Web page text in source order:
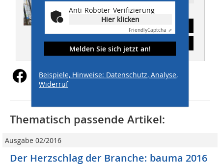
Abonnement
Inhaltsverzeichnis
Anti-Roboter-Verifizierung
Hier klicken
FriendlyCaptcha ⇗
Melden Sie sich jetzt an!
Beispiele, Hinweise: Datenschutz, Analyse,
Widerruf
Thematisch passende Artikel:
Ausgabe 02/2016
Der Herzschlag der Branche: bauma 2016